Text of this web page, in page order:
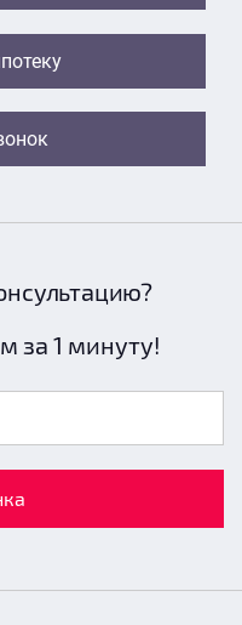
за 1 минуту!